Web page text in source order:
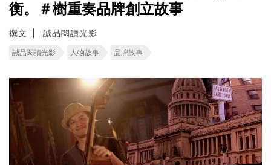
衡。＃樹重奏品牌創立故事
撰文 誠品閱讀光影
誠品閱讀光影 人物故事 品牌故事